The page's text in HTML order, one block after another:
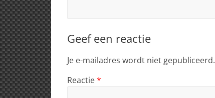
Geef een reactie
Je e-mailadres wordt niet gepubliceerd.
Reactie*